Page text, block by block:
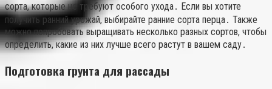
сорта, которые не требуют особого ухода․ Если вы хотите
получить ранний урожай, выбирайте ранние сорта перца․ Также
можно попробовать выращивать несколько разных сортов, чтобы
определить, какие из них лучше всего растут в вашем саду․
Подготовка грунта для рассады